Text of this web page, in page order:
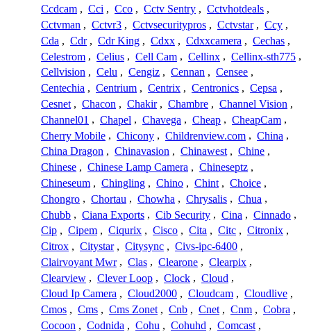
Ccdcam , Cci , Cco , Cctv Sentry , Cctvhotdeals ,
Cctvman , Cctvr3 , Cctvsecuritypros , Cctvstar , Ccy ,
Cda , Cdr , Cdr King , Cdxx , Cdxxcamera , Cechas ,
Celestrom , Celius , Cell Cam , Cellinx , Cellinx-sth775 ,
Cellvision , Celu , Cengiz , Cennan , Censee ,
Centechia , Centrium , Centrix , Centronics , Cepsa ,
Cesnet , Chacon , Chakir , Chambre , Channel Vision ,
Channel01 , Chapel , Chavega , Cheap , CheapCam ,
Cherry Mobile , Chicony , Childrenview.com , China ,
China Dragon , Chinavasion , Chinawest , Chine ,
Chinese , Chinese Lamp Camera , Chineseptz ,
Chineseum , Chingling , Chino , Chint , Choice ,
Chongro , Chortau , Chowha , Chrysalis , Chua ,
Chubb , Ciana Exports , Cib Security , Cina , Cinnado ,
Cip , Cipem , Ciqurix , Cisco , Cita , Citc , Citronix ,
Citrox , Citystar , Citysync , Civs-ipc-6400 ,
Clairvoyant Mwr , Clas , Clearone , Clearpix ,
Clearview , Clever Loop , Clock , Cloud ,
Cloud Ip Camera , Cloud2000 , Cloudcam , Cloudlive ,
Cmos , Cms , Cms Zonet , Cnb , Cnet , Cnm , Cobra ,
Cocoon , Codnida , Cohu , Cohuhd , Comcast ,